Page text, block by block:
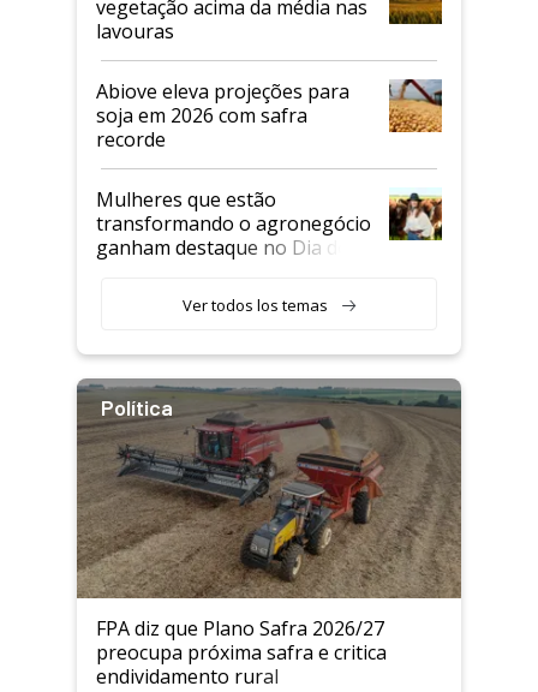
vegetação acima da média nas
lavouras
Abiove eleva projeções para
soja em 2026 com safra
recorde
Mulheres que estão
transformando o agronegócio
ganham destaque no Dia do
Ver todos los temas
Política
FPA diz que Plano Safra 2026/27
preocupa próxima safra e critica
endividamento rural